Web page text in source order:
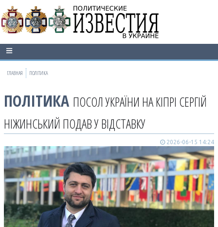
ГЛАВНАЯ ПОЛІТИКА
ПОЛІТИКА ПОСОЛ УКРАЇНИ НА КІПРІ СЕРГІЙ
НІЖИНСЬКИЙ ПОДАВ У ВІДСТАВКУ
2026-06-15 14:24